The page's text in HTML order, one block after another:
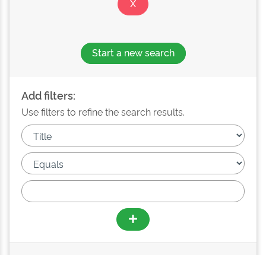
Start a new search
Add filters:
Use filters to refine the search results.